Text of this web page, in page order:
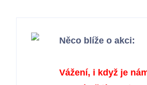
Chci se
Něco blíže o akci:
Vážení, i když je